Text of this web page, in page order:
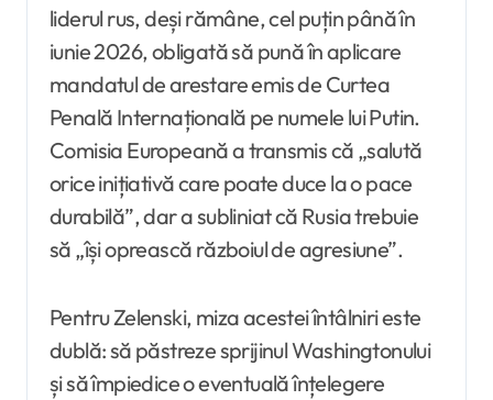
liderul rus, deși rămâne, cel puțin până în
iunie 2026, obligată să pună în aplicare
mandatul de arestare emis de Curtea
Penală Internațională pe numele lui Putin.
Comisia Europeană a transmis că „salută
orice inițiativă care poate duce la o pace
durabilă”, dar a subliniat că Rusia trebuie
să „își oprească războiul de agresiune”.
Pentru Zelenski, miza acestei întâlniri este
dublă: să păstreze sprijinul Washingtonului
și să împiedice o eventuală înțelegere